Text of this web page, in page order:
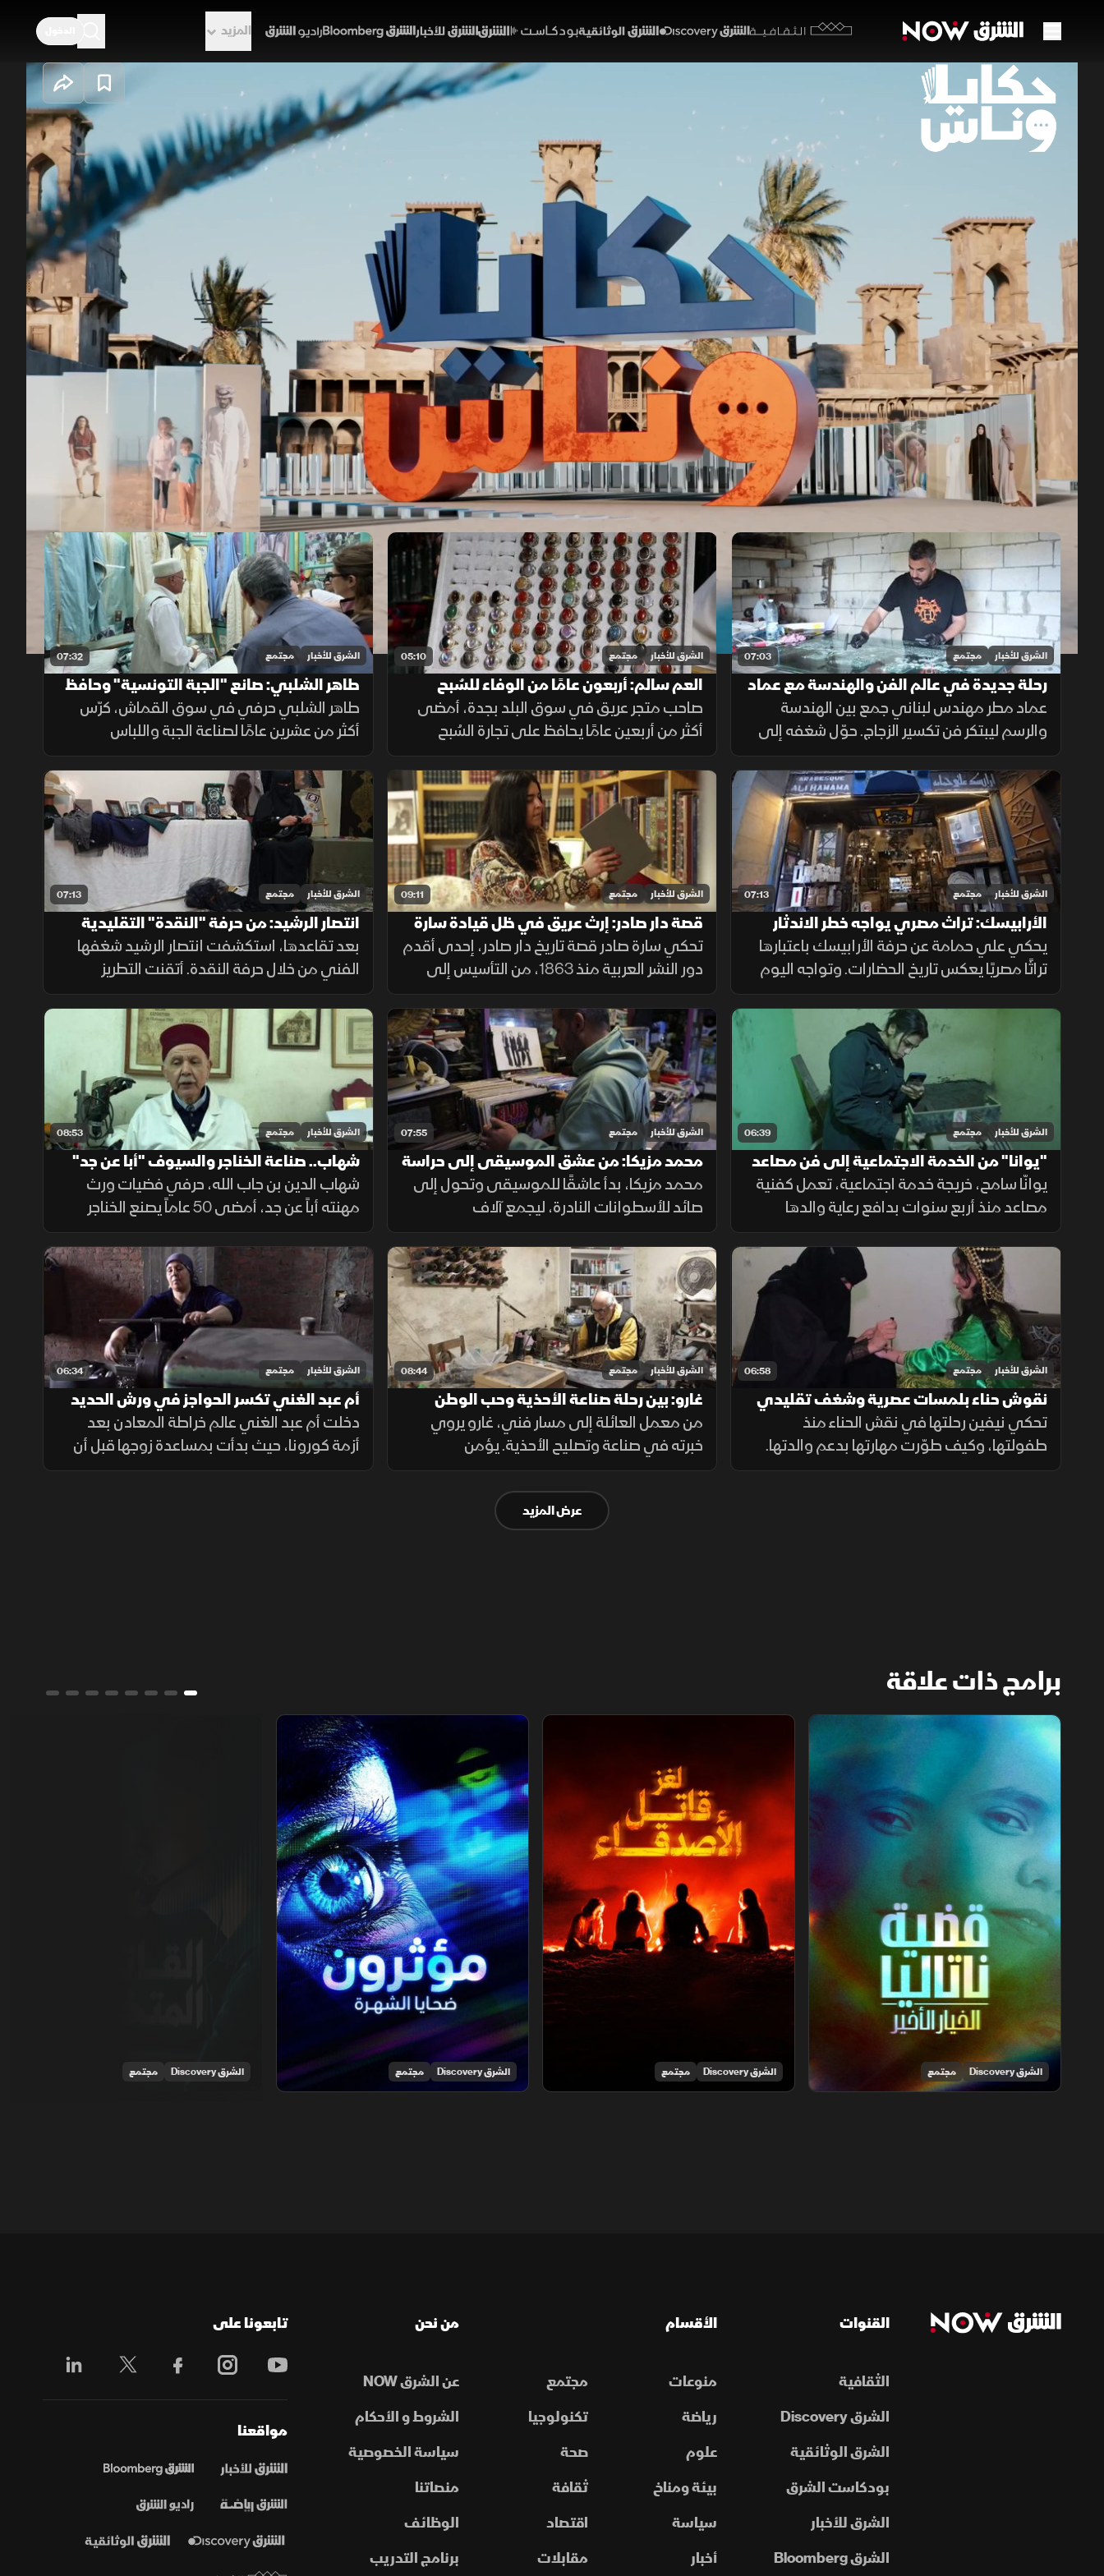
الثقافية
المزيد
00:10/06:46 1x auto
حارسة البالوظة الأخيرة في قلب القاهرة التاريخي
حكايا وناس
تُعدّ سهر، ابنة حي الدرب الأحمر بالقاهرة، آخر حارسات صناعة البالوظة في منطقة الجمالية. بإصرارها وتمسكها
بالموروث الشعبي، أعادت إحياء مشروب تقليدي كان مهددًا بالاندثار. ومن خلف عربتها الصغيرة، تقدّم يوميًا
خلطتها السرية لزوار الحي، محوّلة أحد أزقته التاريخية إلى محطة يقصدها السياح والمهتمون بالتراث الشعبي.
وقفات الشرق الإخبارية مصر
حلقات الموسم 2026
07:03 الشرق للأخبار مجتمع
رحلة جديدة في عالم الفن والهندسة مع عماد
مطر
عماد مطر مهندس لبناني جمع بين الهندسة
والرسم ليبتكر فن تكسير الزجاج. حوّل شغفه إلى
تجربة فنية خاصة، يوظّف فيها الدقة الهندسية
والخيال الفني ليحفظ الألم والجمال معًا في
لوحات زجاجية فريدة
05:10 الشرق للأخبار مجتمع
العم سالم: أربعون عامًا من الوفاء للسُبح
والأحجار
صاحب متجر عريق في سوق البلد بجدة، أمضى
أكثر من أربعين عامًا يحافظ على تجارة السُبح
والأحجار الأصلية. بخبرته يميّز النفيس من التقليد،
ويسهم في صون تراث مهني مهدّد بالاندثار
ونقله لمن بعده
07:32 الشرق للأخبار مجتمع
طاهر الشلبي: صانع "الجبة التونسية" وحافظ
التراث
طاهر الشلبي حرفي في سوق القماش، كرّس
أكثر من عشرين عامًا لصناعة الجبة واللباس
التقليدي. تعلّم الصنعة منذ صغره، أتقن تفاصيلها
عبر سنوات طويلة، وأسهم في الحفاظ على هذا
التراث ونقله إلى الأجيال القادمة.
07:13 الشرق للأخبار مجتمع
الأرابيسك: تراث مصري يواجه خطر الاندثار
يحكي علي حمامة عن حرفة الأرابيسك باعتبارها
تراثًا مصريًا يعكس تاريخ الحضارات. وتواجه اليوم
خطر الاندثار لقلة المتعلمين، مما يستدعي جهودًا
من المجتمع للحفاظ على هذا الإرث الثقافي
09:11 الشرق للأخبار مجتمع
قصة دار صادر: إرث عريق في ظل قيادة سارة
تحكي سارة صادر قصة تاريخ دار صادر، إحدى أقدم
دور النشر العربية منذ 1863، من التأسيس إلى
الجيل الخامس، وتعتبر أول سيدة تتولى
مسؤولية الدار. مؤكدة على دور المرأة القيادي
في المجال الثقافي.
07:13 الشرق للأخبار مجتمع
انتصار الرشيد: من حرفة "النقدة" التقليدية
إلى الحداثة
بعد تقاعدها، استكشفت انتصار الرشيد شغفها
الفني من خلال حرفة النقدة. أتقنت التطريز
الخليجي التقليدي وطوّرته بتصاميم معاصرة
مستوحاة من الطبيعة، مما أضفى نكهة حديثة
على هذا التراث.
06:39 الشرق للأخبار مجتمع
"يوانا" من الخدمة الاجتماعية إلى فن مصاعد
النقل
يوانّا سامح، خريجة خدمة اجتماعية، تعمل كفنية
مصاعد منذ أربع سنوات بدافع رعاية والدها
المريض. تعلمت العمل خطوة بخطوة، لترسيخ
مكانتها في مجال قلما تدخله النساء وترى في
تجربتها مصدر إلهام للآخرين.
07:55 الشرق للأخبار مجتمع
محمد مزيكا: من عشق الموسيقى إلى حراسة
الذاكرة الصوتية
محمد مزيكا، بدأ عاشقًا للموسيقى وتحول إلى
صائد للأسطوانات النادرة، ليجمع آلاف
التسجيلات. يحتفظ بالنوادر ويبيع بعضها لنشر
الثقافة الموسيقية بين عشاقها، معتبرًا نفسه
حارسًا للذاكرة الفنية وصوت الماضي.
08:53 الشرق للأخبار مجتمع
شهاب.. صناعة الخناجر والسيوف "أبا عن جد"
شهاب الدين بن جاب الله، حرفي فضيات ورث
مهنته أباً عن جد، أمضى 50 عاماً يصنع الخناجر
والسيوف وينقشها بطرق تقليدية متنوعة. رغم
تراجع المهنة وتمدد البضائع المستوردة، يواصل
عمله بإيمان وإخلاص.
06:58 الشرق للأخبار مجتمع
نقوش حناء بلمسات عصرية وشغف تقليدي
تحكي نيفين رحلتها في نقش الحناء منذ
طفولتها، وكيف طوّرت مهارتها بدعم والدتها.
تتنوع أساليب النقش التي تعمل بها، وتميّز بين
08:44 الشرق للأخبار مجتمع
غارو: بين رحلة صناعة الأحذية وحب الوطن
من معمل العائلة إلى مسار فني، غارو يروي
خبرته في صناعة وتصليح الأحذية. يؤمن
بمسؤوليته تجاه زبائنه وبقيمة الحرفة التي
دعمته وأبنائه. رافضًا الهجرة متمسكًا بلبنانيته
06:34 الشرق للأخبار مجتمع
أم عبد الغني تكسر الحواجز في ورش الحديد
دخلت أم عبد الغني عالم خراطة المعادن بعد
أزمة كورونا، حيث بدأت بمساعدة زوجها قبل أن
تتقن تشغيل المثقاب والمخرطة وصناعة
عرض المزيد
برامج ذات علاقة
قضية ناتاليا.. الخيار الأخير
الشرق Discovery مجتمع
لغز قاتل الأصدقاء
الشرق Discovery مجتمع
مؤثرون.. ضحايا الشهرة
الشرق Discovery مجتمع الشرق Discovery مجتمع
القنوات
الثقافية
الشرق Discovery
الشرق الوثائقية
بودكاست الشرق
الشرق للأخبار
الشرق Bloomberg
الأقسام
منوعات
مجتمع
رياضة
تكنولوجيا
علوم
صحة
بيئة ومناخ
ثقافة
سياسة
اقتصاد
أخبار
مقابلات
من نحن
عن الشرق NOW
الشروط و الأحكام
سياسة الخصوصية
منصاتنا
الوظائف
برنامج التدريب
تابعونا على
مواقعنا